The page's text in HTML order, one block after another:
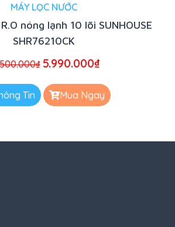
MÁY LỌC NƯỚC
nóng lạnh 10 lõi SUNHOUSE
SHR76210CK
₫ 5.990.000₫
Tin Mua Ngay